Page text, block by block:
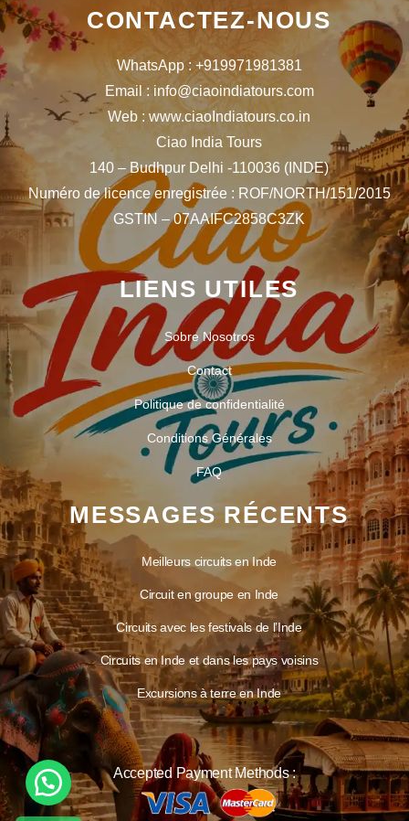
CONTACTEZ-NOUS
WhatsApp : +919971981381
Email : info@ciaoindiatours.com
Web : www.ciaoIndiatours.co.in
Ciao India Tours
140 – Budhpur Delhi -110036 (INDE)
Numéro de licence enregistrée : ROF/NORTH/151/2015
GSTIN – 07AAIFC2858C3ZK
LIENS UTILES
Sobre Nosotros
Contact
Politique de confidentialité
Conditions Générales
FAQ
MESSAGES RÉCENTS
Meilleurs circuits en Inde
Circuit en groupe en Inde
Circuits avec les festivals de l’Inde
Circuits en Inde et dans les pays voisins
Excursions à terre en Inde
Accepted Payment Methods :